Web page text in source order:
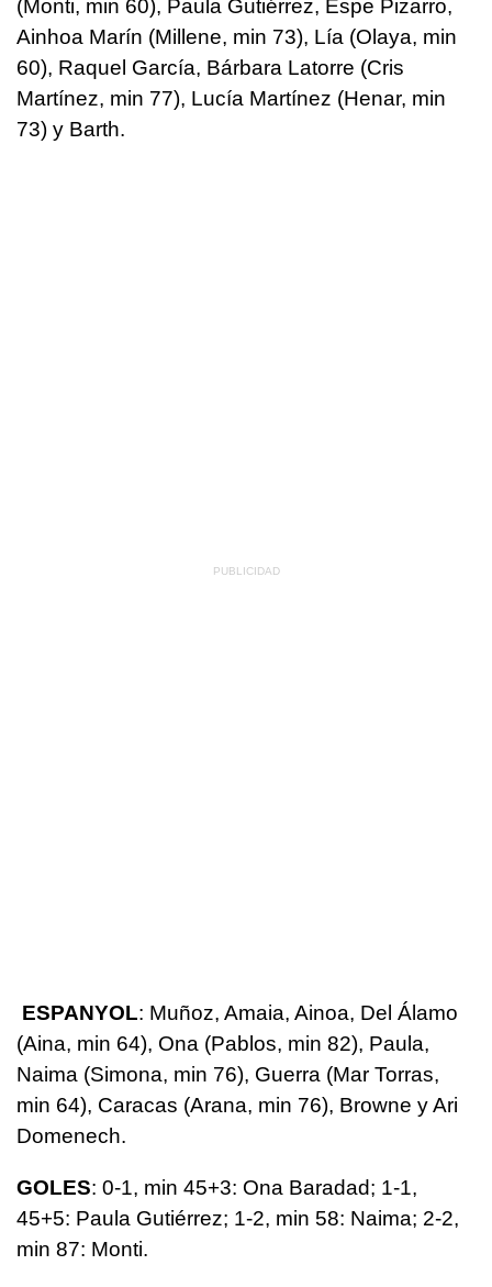
(Monti, min 60), Paula Gutiérrez, Espe Pizarro,
Ainhoa Marín (Millene, min 73), Lía (Olaya, min
60), Raquel García, Bárbara Latorre (Cris
Martínez, min 77), Lucía Martínez (Henar, min
73) y Barth.
ESPANYOL: Muñoz, Amaia, Ainoa, Del Álamo
(Aina, min 64), Ona (Pablos, min 82), Paula,
Naima (Simona, min 76), Guerra (Mar Torras,
min 64), Caracas (Arana, min 76), Browne y Ari
Domenech.
GOLES: 0-1, min 45+3: Ona Baradad; 1-1,
45+5: Paula Gutiérrez; 1-2, min 58: Naima; 2-2,
min 87: Monti.